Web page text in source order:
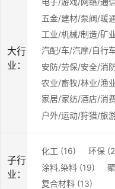
大行
业：
五金/建材/泵阀/暖
工业/机械/制造/矿
汽配/车/汽摩/自行
安防/劳保/安全/消
农业/畜牧/林业/渔
家居/家纺/酒店/消
户外/运动/狩猎/旅
子行
业：
化工 (16) 环保
涂料,染料 (19)
复合材料 (13)